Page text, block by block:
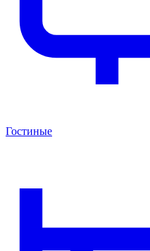
Гостиные